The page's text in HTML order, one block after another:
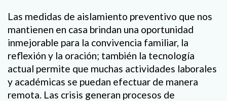
Las medidas de aislamiento preventivo que nos
mantienen en casa brindan una oportunidad
inmejorable para la convivencia familiar, la
reflexión y la oración; también la tecnología
actual permite que muchas actividades laborales
y académicas se puedan efectuar de manera
remota. Las crisis generan procesos de